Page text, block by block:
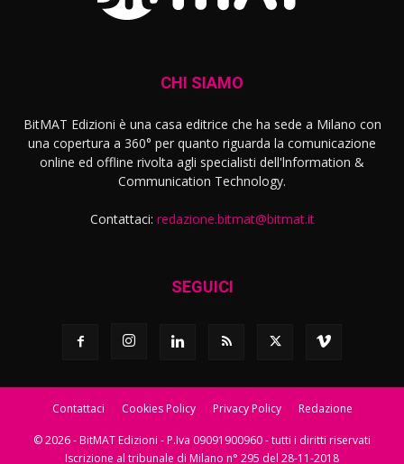
CHI SIAMO
BitMAT Edizioni è una casa editrice che ha sede a Milano con
una copertura a 360° per quanto riguarda la comunicazione
online ed offline rivolta agli specialisti dell'lnformation &
Communication Technology.
Contattaci: redazione.bitmat@bitmat.it
SEGUICI
Contattaci Cookies Policy Privacy Policy Redazione
© 2026 - BitMAT Edizioni - P.Iva 09091900960 - tutti i diritti riservati
Iscrizione al tribunale di Milano n° 295 del 28-11-2018